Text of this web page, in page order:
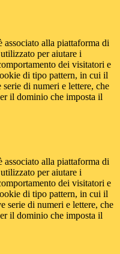
associato alla piattaforma di
per aiutare i
dei visitatori e
di tipo pattern, in cui il
di numeri e lettere, che
il dominio che imposta il
associato alla piattaforma di
per aiutare i
dei visitatori e
di tipo pattern, in cui il
serie di numeri e lettere, che
il dominio che imposta il